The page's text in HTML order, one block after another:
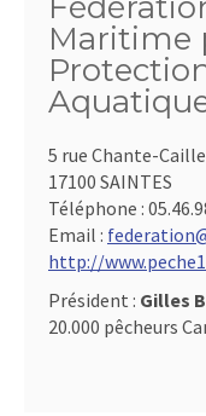
Maritime
5 rue Chante-
17100 SAINTES
Téléphone :
Email :
http://
Président : Gilles
20.000 pêcheurs